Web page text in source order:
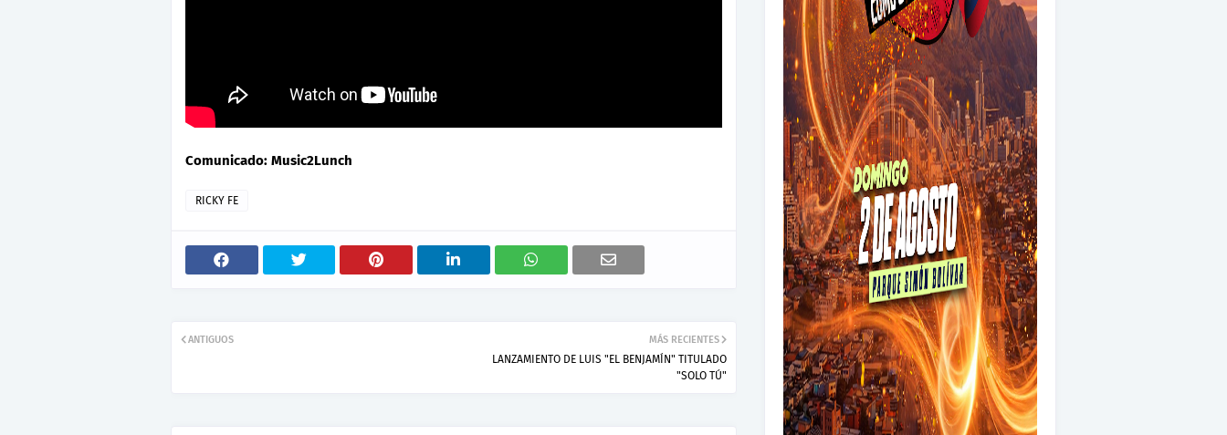
Comunicado: Music2Lunch
RICKY FE
MÁS RECIENTES
LANZAMIENTO DE LUIS "EL BENJAMÍN" TITULADO
"SOLO TÚ"
ANTIGUOS